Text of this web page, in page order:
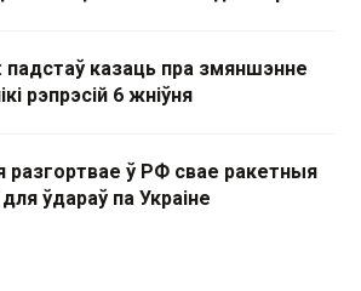
казаць пра змяншэнне
рэпрэсій 6 жніўня
разгортвае ў РФ свае ракетныя
ўдараў па Украіне